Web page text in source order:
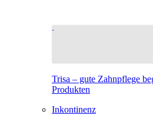
Trisa – gute Zahnpflege
Produkten
Inkontinenz